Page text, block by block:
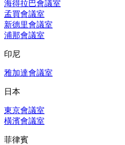
海得拉巴會議室
孟買會議室
新德里會議室
浦那會議室
印尼
雅加達會議室
日本
東京會議室
橫濱會議室
菲律賓